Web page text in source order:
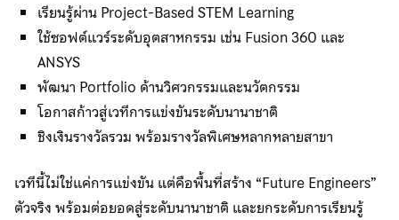
เรียนรู้ผ่าน Project-Based STEM Learning
ใช้ซอฟต์แวร์ระดับอุตสาหกรรม เช่น Fusion 360 และ
ANSYS
พัฒนา Portfolio ด้านวิศวกรรมและนวัตกรรม
โอกาสก้าวสู่เวทีการแข่งขันระดับนานาชาติ
ชิงเงินรางวัลรวม พร้อมรางวัลพิเศษหลากหลายสาขา
เวทีนี้ไม่ใช่แค่การแข่งขัน แต่คือพื้นที่สร้าง “Future Engineers”
ตัวจริง พร้อมต่อยอดสู่ระดับนานาชาติ และยกระดับการเรียนรู้